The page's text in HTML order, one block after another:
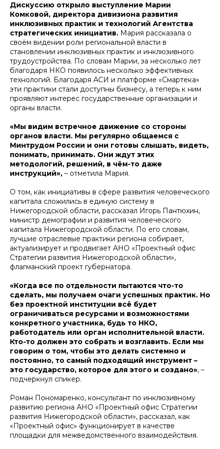
Дискуссию открыло выступление Марии
Комковой, директора дивизиона развития
инклюзивных практик и технологий Агентства
стратегических инициатив. Мария рассказала о
своём видении роли региональной власти в
становлении инклюзивных практик и инклюзивного
трудоустройства. По словам Марии, за несколько лет
благодаря НКО появилось несколько эффективных
технологий. Благодаря АСИ и платформе «Смартека»
эти практики стали доступны бизнесу, а теперь к ним
проявляют интерес государственные организации и
органы власти.
«Мы видим встречное движение со стороны
органов власти. Мы регулярно общаемся с
Минтрудом России и они готовы слышать, видеть,
понимать, принимать. Они ждут этих
методологий, решений, в чём-то даже
инструкций», – отметила Мария.
О том, как инициативы в сфере развития человеческого
капитала сложились в единую систему в
Нижегородской области, рассказал Игорь Пантюхин,
министр демографии и развития человеческого
капитала Нижегородской области. По его словам,
лучшие отраслевые практики региона собирает,
актуализирует и продвигает АНО «Проектный офис
Стратегии развития Нижегородской области»,
флагманский проект губернатора.
«Когда все по отдельности пытаются что-то
сделать, мы получаем очаги успешных практик. Но
без проектной институции всё будет
ограничиваться ресурсами и возможностями
конкретного участника, будь то НКО,
работодатель или орган исполнительной власти.
Кто-то должен это собрать и возглавить. Если мы
говорим о том, чтобы это делать системно и
постоянно, то самый подходящий инструмент –
это государство, которое для этого и создано», –
подчеркнул спикер.
Роман Пономаренко, консультант по инклюзивному
развитию региона АНО «Проектный офис Стратегии
развития Нижегородской области», рассказал, как
«Проектный офис» функционирует в качестве
площадки для межведомственного взаимодействия.